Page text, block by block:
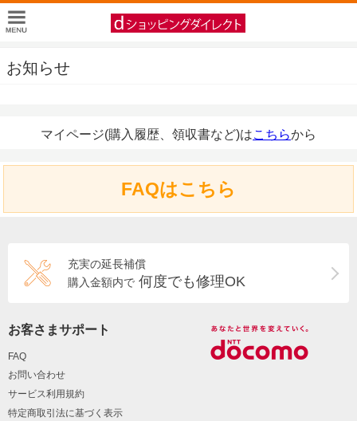
お知らせ
マイページ(購入履歴、領収書など)はこちらから
FAQはこちら
充実の延長補償
購入金額内で 何度でも修理OK
お客さまサポート
FAQ
お問い合わせ
サービス利用規約
特定商取引法に基づく表示